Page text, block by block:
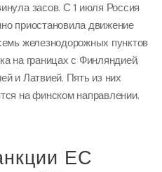
засов. С 1 июля Россия
приостановила движение
железнодорожных пунктов
на границах с Финляндией,
и Латвией. Пять из них
на финском направлении.
ЕС